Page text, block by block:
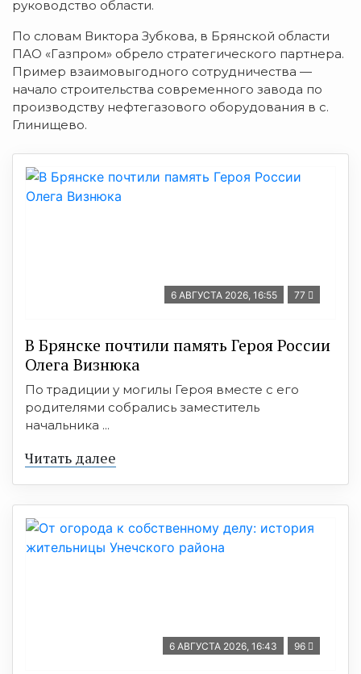
руководство области.
По словам Виктора Зубкова, в Брянской области
ПАО «Газпром» обрело стратегического партнера.
Пример взаимовыгодного сотрудничества —
начало строительства современного завода по
производству нефтегазового оборудования в с.
Глинищево.
6 АВГУСТА 2026, 16:55 77
В Брянске почтили память Героя России
Олега Визнюка
По традиции у могилы Героя вместе с его
родителями собрались заместитель
начальника ...
Читать далее
6 АВГУСТА 2026, 16:43 96